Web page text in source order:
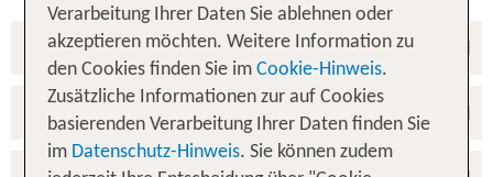
Checkliste
Einreisebestimmungen
Verarbeitung Ihrer Daten Sie ablehnen oder
akzeptieren möchten. Weitere Information zu
den Cookies finden Sie im Cookie-Hinweis.
Zusätzliche Informationen zur auf Cookies
basierenden Verarbeitung Ihrer Daten finden Sie
im Datenschutz-Hinweis. Sie können zudem